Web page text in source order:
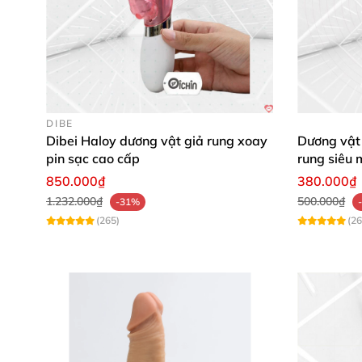
DIBE
Dibei Haloy dương vật giả rung xoay
pin sạc cao cấp
850.000₫
1.232.000₫
-31%
(265)
Dương
rung siêu
380.000₫
500.000₫